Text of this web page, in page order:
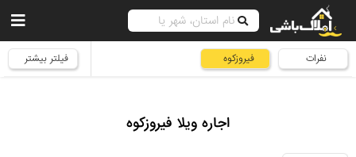
نفرات فیروزکوه فیلتر بیشتر
اجاره ویلا فیروزکوه